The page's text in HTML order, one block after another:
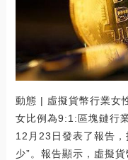
動態 | 虛擬貨幣行業女
女比例為9:1:區塊鏈行
12月23日發表了報告
少”。報告顯示，虛擬